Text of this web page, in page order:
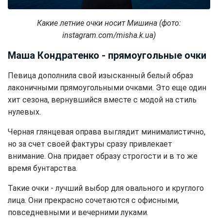
Какие летние очки носит Мишина (фото:
instagram.com/misha.k.ua)
Маша Кондратенко - прямоугольные очки
Певица дополнила свой изысканный белый образ
лаконичными прямоугольными очками. Это еще один
хит сезона, вернувшийся вместе с модой на стиль
нулевых.
Черная глянцевая оправа выглядит минималистично,
но за счет своей фактуры сразу привлекает
внимание. Она придает образу строгости и в то же
время бунтарства.
Такие очки - лучший выбор для овального и круглого
лица. Они прекрасно сочетаются с офисными,
повседневными и вечерними луками.